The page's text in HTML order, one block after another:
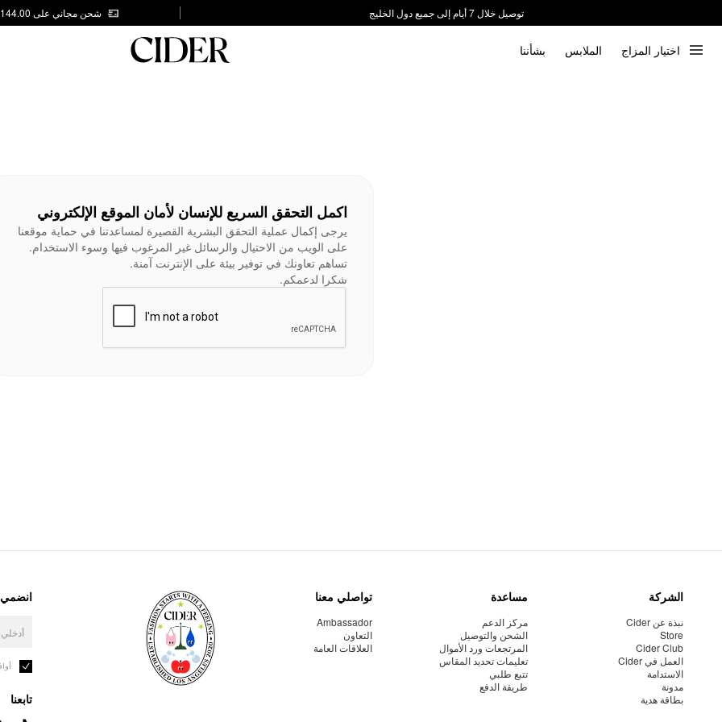
توصيل خلال 7 أيام إلى جميع دول الخليج
شحن مجاني على AED 144.00
اختيار المزاج الملابس بشأننا
اكمل التحقق السريع للإنسان لأمان الموقع الإلكتروني
يرجى إكمال عملية التحقق البشرية القصيرة لمساعدتنا في حماية موقعنا
على الويب من الاحتيال والرسائل غير المرغوب فيها وسوء الاستخدام.
تساهم تعاونك في توفير بيئة على الإنترنت آمنة.
شكرا لدعمكم.
الشركة
نبذة عن Cider
Store
Cider Club
العمل في Cider
الاستدامة
مدونة
بطاقة هدية
مساعدة
مركز الدعم
الشحن والتوصيل
المرتجعات ورد الأموال
تعليمات تحديد المقاس
تتبع طلبي
طريقة الدفع
تواصلي معنا
Ambassador
التعاون
العلاقات العامة
انضمي
تابعنا